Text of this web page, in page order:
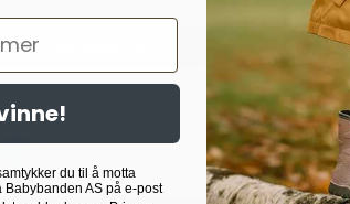
Godta nødvendig Godta
Markedsføring Målrettet
du til å motta
AS på e-post